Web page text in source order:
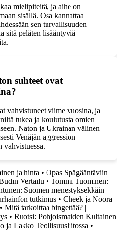
mielipiteitä, ja aihe on
sisällä. Osa kannattaa
sen turvallisuuden
sitä peläten lisääntyviä
suhteet ovat
vahvistuneet viime vuosina, ja
tukea ja koulutusta omien
Naton ja Ukrainan välinen
Venäjän aggression
vahvistuessa.
ja hinta • Opas Spägääntäviin
Vertailu • Tommi Tuominen:
Suomen menestyksekkäin
tutkimus • Cheek ja Noora
• Mitä tarkoittaa bingettää? |
• Ruotsi: Pohjoismaiden Kultainen
ja Lakko Teollisuusliitossa •